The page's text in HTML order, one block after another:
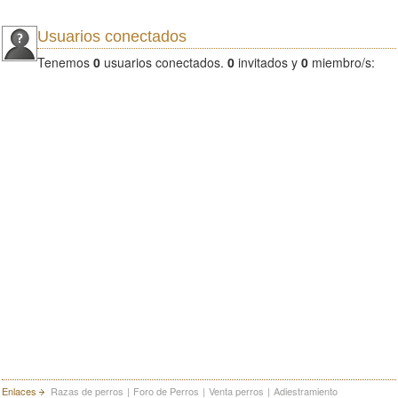
Usuarios conectados
Tenemos 0 usuarios conectados. 0 invitados y 0 miembro/s:
Enlaces Razas de perros | Foro de Perros | Venta perros | Adiestramiento